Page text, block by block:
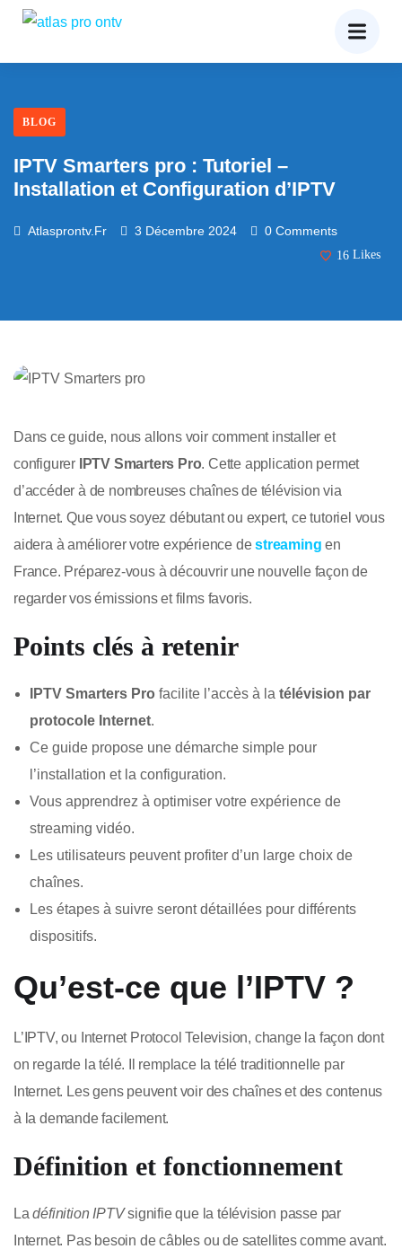
BLOG
IPTV Smarters pro : Tutoriel –
Installation et Configuration d’IPTV
Atlasprontv.fr 3 Décembre 2024 0 Comments
16 Likes
Dans ce guide, nous allons voir comment installer et
configurer
IPTV Smarters Pro. Cette application permet
d’accéder à de nombreuses chaînes de télévision via
Internet. Que vous soyez débutant ou expert, ce tutoriel vous
aidera à améliorer votre expérience destreaming en
France. Préparez-vous à découvrir une nouvelle façon de
regarder vos émissions et films favoris.
Points clés à retenir
IPTV Smarters Pro facilite l’accès à la télévision par
protocole Internet.
Ce guide propose une démarche simple pour
l’installation et la configuration.
Vous apprendrez à optimiser votre expérience de
streaming vidéo.
Les utilisateurs peuvent profiter d’un large choix de
chaînes.
Les étapes à suivre seront détaillées pour différents
dispositifs.
Qu’est-ce que l’IPTV ?
L’IPTV, ou Internet Protocol Television, change la façon dont
on regarde la télé. Il remplace la télé traditionnelle par
Internet. Les gens peuvent voir des chaînes et des contenus
à la demande facilement.
Définition et fonctionnement
Ladéfinition IPTVsignifie que la télévision passe par
Internet. Pas besoin de câbles ou de satellites comme avant.